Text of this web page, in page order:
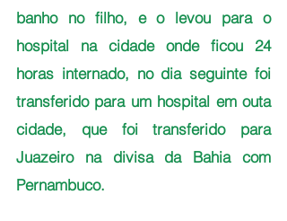
banho no filho, e o levou para o
hospital na cidade onde ficou 24
horas internado, no dia seguinte foi
transferido para um hospital em outa
cidade, que foi transferido para
Juazeiro na divisa da Bahia com
Pernambuco.